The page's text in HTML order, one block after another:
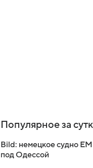
Популярное за
Bild: немецкое судно
под Одессой